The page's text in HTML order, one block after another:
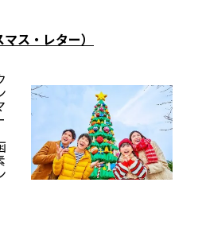
ス・レター）